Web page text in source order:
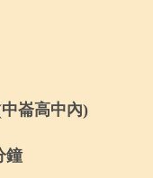
中崙高中內)
鐘